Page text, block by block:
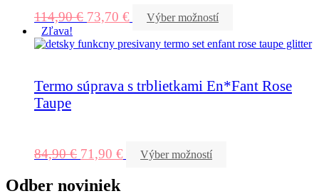
114,90€ 73,70 €
Výber možností
Zľava!
Termo súprava s trblietkami En*Fant Rose
Taupe
84,90€ 71,90 € Výber možností
Odber noviniek